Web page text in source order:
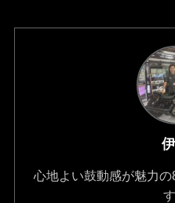
心地よい鼓動感が魅力
す